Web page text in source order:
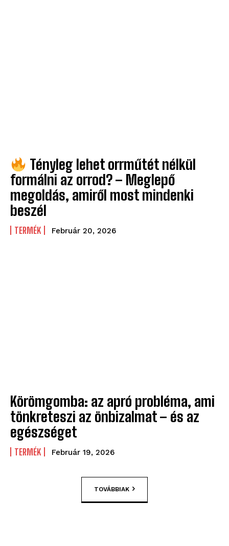
Tényleg lehet orrműtét nélkül
formálni az orrod? – Meglepő
megoldás, amiről most mindenki
beszél
TERMÉK Február 20, 2026
Körömgomba: az apró probléma, ami
tönkreteszi az önbizalmat – és az
egészséget
TERMÉK Február 19, 2026
TOVÁBBIAK